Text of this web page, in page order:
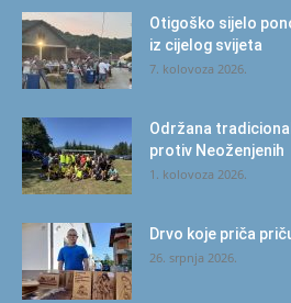
Otigoško sijelo
iz cijelog svijeta
7. kolovoza 2026.
Održana
protiv Neoženjenih
1. kolovoza 2026.
Drvo koje priča
26. srpnja 2026.